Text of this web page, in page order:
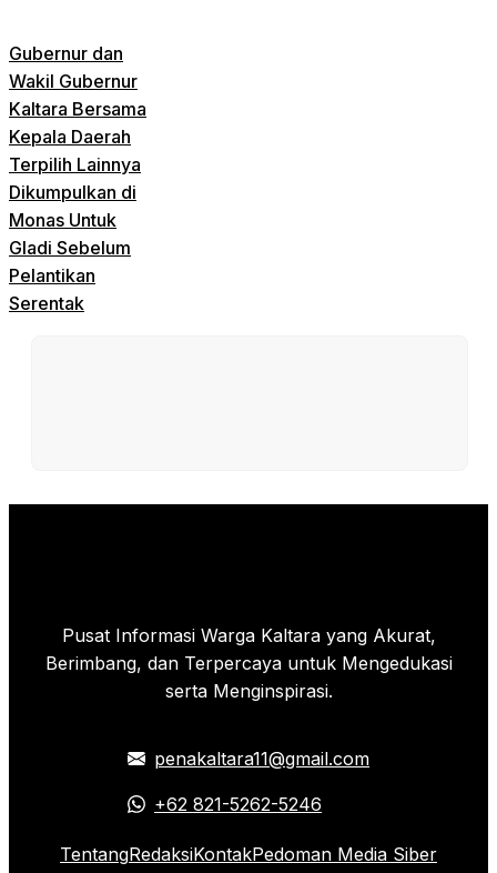
Gubernur dan
Wakil Gubernur
Kaltara Bersama
Kepala Daerah
Terpilih Lainnya
Dikumpulkan di
Monas Untuk
Gladi Sebelum
Pelantikan
Serentak
Pusat Informasi Warga Kaltara yang Akurat,
Berimbang, dan Terpercaya untuk Mengedukasi
serta Menginspirasi.
penakaltara11@gmail.com
+62 821-5262-5246
TentangRedaksiKontakPedoman Media Siber